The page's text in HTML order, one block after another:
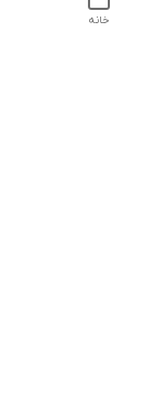
خانه